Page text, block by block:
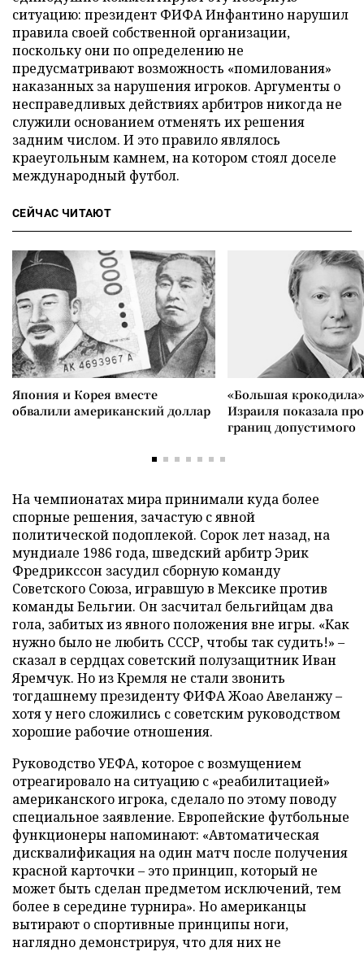
ситуацию: президент ФИФА Инфантино нарушил
правила своей собственной организации,
поскольку они по определению не
предусматривают возможность «помилования»
наказанных за нарушения игроков. Аргументы о
несправедливых действиях арбитров никогда не
служили основанием отменять их решения
задним числом. И это правило являлось
краеугольным камнем, на котором стоял доселе
международный футбол.
СЕЙЧАС ЧИТАЮТ
Япония и Корея вместе
обвалили американский доллар
«Большая
Израиля показала
границ допустимого
На чемпионатах мира принимали куда более
спорные решения, зачастую с явной
политической подоплекой. Сорок лет назад, на
мундиале 1986 года, шведский арбитр Эрик
Фредрикссон засудил сборную команду
Советского Союза, игравшую в Мексике против
команды Бельгии. Он засчитал бельгийцам два
гола, забитых из явного положения вне игры. «Как
нужно было не любить СССР, чтобы так судить!» –
сказал в сердцах советский полузащитник Иван
Яремчук. Но из Кремля не стали звонить
тогдашнему президенту ФИФА Жоао Авеланжу –
хотя у него сложились с советским руководством
хорошие рабочие отношения.
Руководство УЕФА, которое с возмущением
отреагировало на ситуацию с «реабилитацией»
американского игрока, сделало по этому поводу
специальное заявление. Европейские футбольные
функционеры напоминают: «Автоматическая
дисквалификация на один матч после получения
красной карточки – это принцип, который не
может быть сделан предметом исключений, тем
более в середине турнира». Но американцы
вытирают о спортивные принципы ноги,
наглядно демонстрируя, что для них не